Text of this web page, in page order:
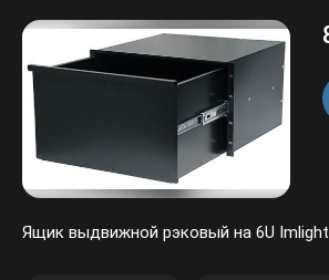
Ящик выдвижной рэковый на 6U Imlight